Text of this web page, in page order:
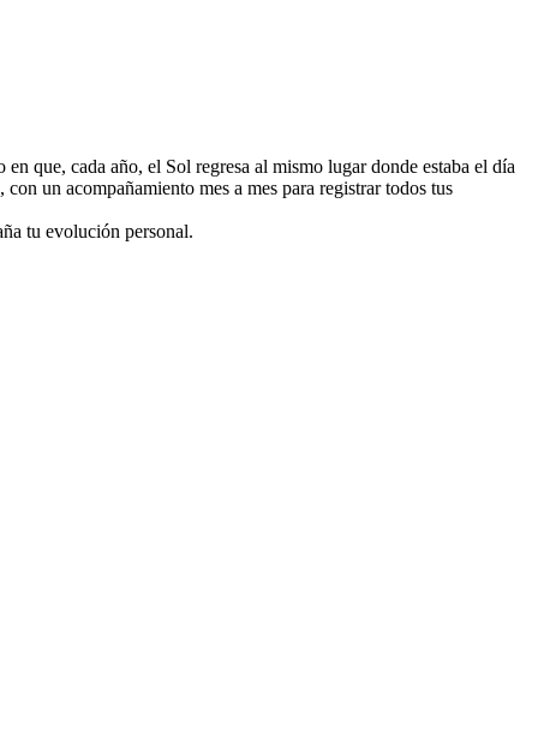
que, cada año, el Sol regresa al mismo lugar donde estaba el día
un acompañamiento mes a mes para registrar todos tus
tu evolución personal.